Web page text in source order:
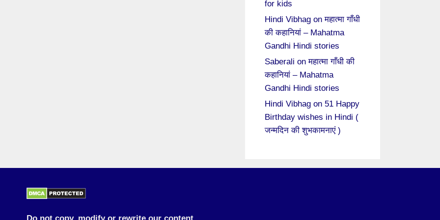
for kids
Hindi Vibhag onमहात्मा गाँधी
की कहानियां – Mahatma
Gandhi Hindi stories
Saberali onमहात्मा गाँधी की
कहानियां – Mahatma
Gandhi Hindi stories
Hindi Vibhag on 51 Happy
Birthday wishes in Hindi (
जन्मदिन की शुभकामनाएं )